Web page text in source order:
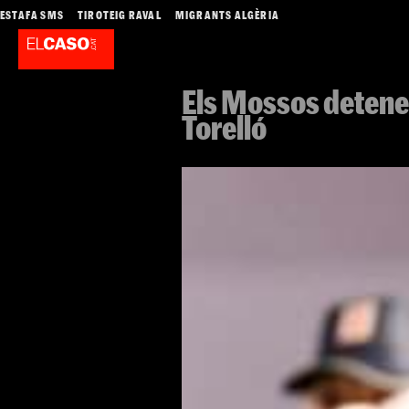
ESTAFA SMS TIROTEIG RAVAL MIGRANTS ALGÈRIA
Els Mossos
Torelló